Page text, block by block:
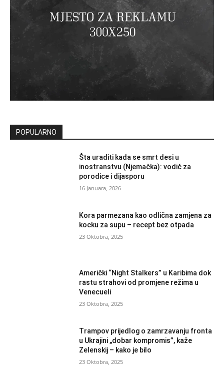
POPULARNO
Šta uraditi kada se smrt desi u
inostranstvu (Njemačka): vodič za
porodice i dijasporu
16 Januara, 2026
Kora parmezana kao odlična zamjena za
kocku za supu – recept bez otpada
23 Oktobra, 2025
Američki “Night Stalkers” u Karibima dok
rastu strahovi od promjene režima u
Venecueli
23 Oktobra, 2025
Trampov prijedlog o zamrzavanju fronta
u Ukrajini „dobar kompromis”, kaže
Zelenskij – kako je bilo
23 Oktobra, 2025